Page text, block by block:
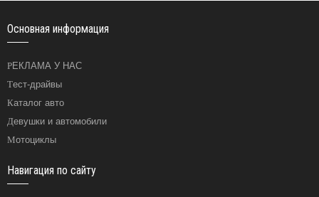
Основная информация
РЕКЛАМА У НАС
Тест-драйвы
Каталог авто
Девушки и автомобили
Мотоциклы
Навигация по сайту